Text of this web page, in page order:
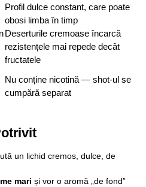
Profil dulce constant, care poate
obosi limba în timp
Deserturile cremoase încarcă
rezistențele mai repede decât
fructatele
Nu conține nicotină — shot-ul se
cumpără separat
un lichid cremos, dulce, de
mari și vor o aromă „de fond”